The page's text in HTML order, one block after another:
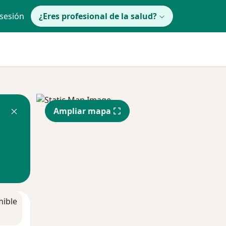
¿Eres profesional de la salud?
Ampliar mapa